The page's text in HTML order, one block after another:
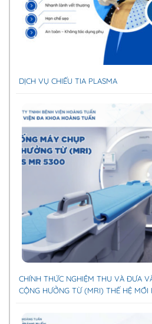
DỊCH VỤ CHIẾU TIA PLASMA
CHÍNH THỨC NGHIỆM THU VÀ ĐƯA
CỘNG HƯỞNG TỪ (MRI) THẾ HỆ MỚI